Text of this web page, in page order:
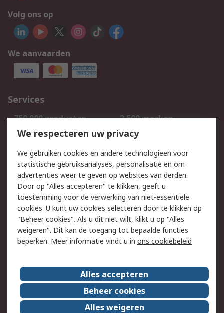
Volg ons op
We aanvaarden
Services
750.000 producten
2.500 merken
Bestellen
Inkoopoplossingen
Track & Trace
Wettelijk
Cookiebeleid
Email veiligheid
Privacybeleid
Websitevoorwaarden
Algemene
verkoopvoorwaarden
Over RS
RS Group
Over ons
RS wereldwijd
Werken bij RS
We respecteren uw privacy
We gebruiken cookies en andere technologieën voor
statistische gebruiksanalyses, personalisatie en om
advertenties weer te geven op websites van derden.
Door op "Alles accepteren" te klikken, geeft u
toestemming voor de verwerking van niet-essentiële
cookies. U kunt uw cookies selecteren door te klikken op
"Beheer cookies". Als u dit niet wilt, klikt u op "Alles
weigeren". Dit kan de toegang tot bepaalde functies
beperken. Meer informatie vindt u in ons cookiebeleid
Alles accepteren
Beheer cookies
Alles weigeren